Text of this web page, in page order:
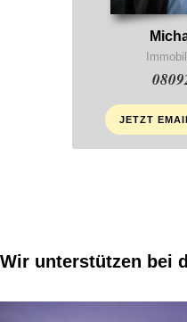
JETZT
Wir unterstützen bei